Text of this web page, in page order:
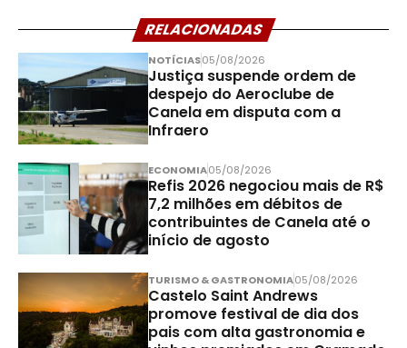
RELACIONADAS
NOTÍCIAS05/08/2026
Justiça suspende ordem de
despejo do Aeroclube de
Canela em disputa com a
Infraero
ECONOMIA05/08/2026
Refis 2026 negociou mais de R$
7,2 milhões em débitos de
contribuintes de Canela até o
início de agosto
TURISMO & GASTRONOMIA05/08/2026
Castelo Saint Andrews
promove festival de dia dos
pais com alta gastronomia e